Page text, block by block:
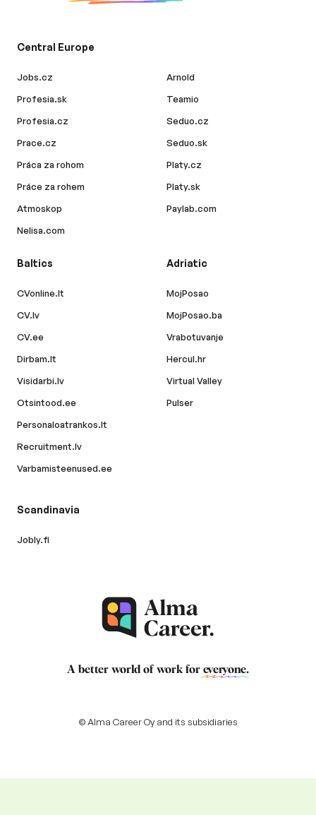
Central Europe
Jobs.cz
Profesia.sk
Profesia.cz
Prace.cz
Práca za rohom
Práce za rohem
Atmoskop
Nelisa.com
Arnold
Teamio
Seduo.cz
Seduo.sk
Platy.cz
Platy.sk
Paylab.com
Baltics
CVonline.lt
CV.lv
CV.ee
Dirbam.lt
Visidarbi.lv
Otsintood.ee
Personaloatrankos.lt
Recruitment.lv
Varbamisteenused.ee
Adriatic
MojPosao
MojPosao.ba
Vrabotuvanje
Hercul.hr
Virtual Valley
Pulser
Scandinavia
Jobly.fi
A better world of work for everyone.
© Alma Career Oy and its subsidiaries